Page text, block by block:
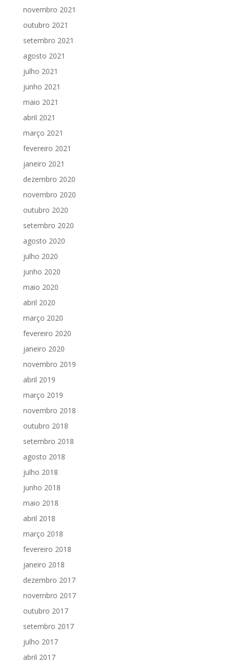
novembro 2021
outubro 2021
setembro 2021
agosto 2021
julho 2021
junho 2021
maio 2021
abril 2021
março 2021
fevereiro 2021
janeiro 2021
dezembro 2020
novembro 2020
outubro 2020
setembro 2020
agosto 2020
julho 2020
junho 2020
maio 2020
abril 2020
março 2020
fevereiro 2020
janeiro 2020
novembro 2019
abril 2019
março 2019
novembro 2018
outubro 2018
setembro 2018
agosto 2018
julho 2018
junho 2018
maio 2018
abril 2018
março 2018
fevereiro 2018
janeiro 2018
dezembro 2017
novembro 2017
outubro 2017
setembro 2017
julho 2017
abril 2017